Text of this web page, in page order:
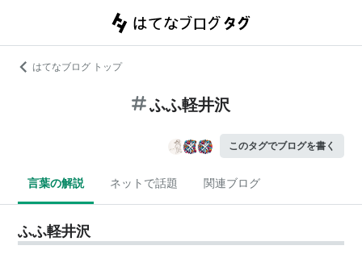
はてなブログ トップ
ふふ軽井沢
このタグでブログを書く
言葉の解説 ネットで話題 関連ブログ
ふふ軽井沢